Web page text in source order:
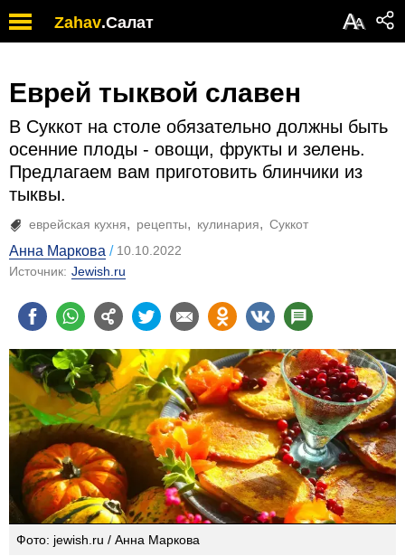
Zahav.Салат АА
В Суккот на столе обязательно должны быть
осенние плоды - овощи, фрукты и зелень.
Предлагаем вам приготовить блинчики из
тыквы.
еврейская кухня
Анна Маркова
10.10.2022
Источник:
Jewish.ru
Фото: jewish.ru / Анна Маркова
Суккот - один из главных еврейских праздников. Но